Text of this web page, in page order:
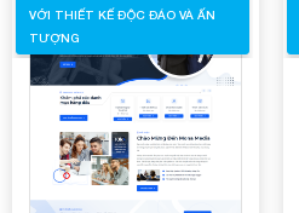
VỚI THIẾT KẾ ĐỘC ĐÁO VÀ ẤN
TƯỢNG